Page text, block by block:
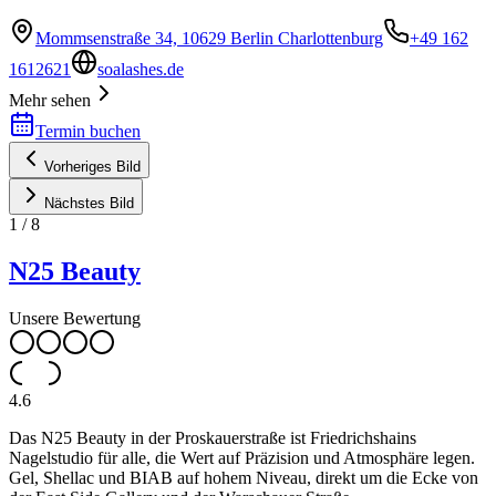
Mommsenstraße 34, 10629 Berlin Charlottenburg
+49 162
1612621
soalashes.de
Mehr sehen
Termin buchen
Vorheriges Bild
Nächstes Bild
1 /8
N25 Beauty
Unsere Bewertung
4.6
Das N25 Beauty in der Proskauerstraße ist Friedrichshains
Nagelstudio für alle, die Wert auf Präzision und Atmosphäre legen.
Gel, Shellac und BIAB auf hohem Niveau, direkt um die Ecke von